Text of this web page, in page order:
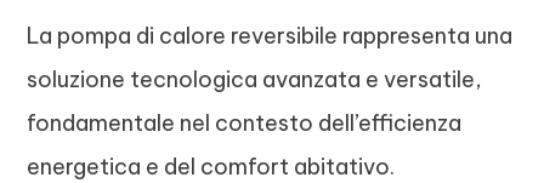
La pompa di calore reversibile rappresenta una
soluzione tecnologica avanzata e versatile,
fondamentale nel contesto dell’efficienza
energetica e del comfort abitativo.